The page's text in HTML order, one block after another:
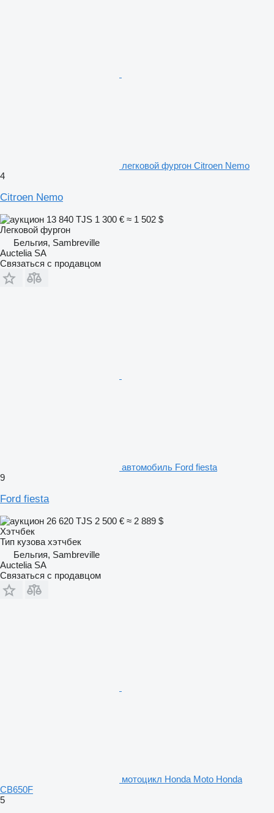
легковой фургон Citroen Nemo
4
Citroen Nemo
13 840 TJS 1 300 € ≈ 1 502 $
Легковой фургон
Бельгия, Sambreville
Auctelia SA
Связаться с продавцом
автомобиль Ford fiesta
9
Ford fiesta
26 620 TJS 2 500 € ≈ 2 889 $
Хэтчбек
Тип кузова хэтчбек
Бельгия, Sambreville
Auctelia SA
Связаться с продавцом
мотоцикл Honda Moto Honda
CB650F
5